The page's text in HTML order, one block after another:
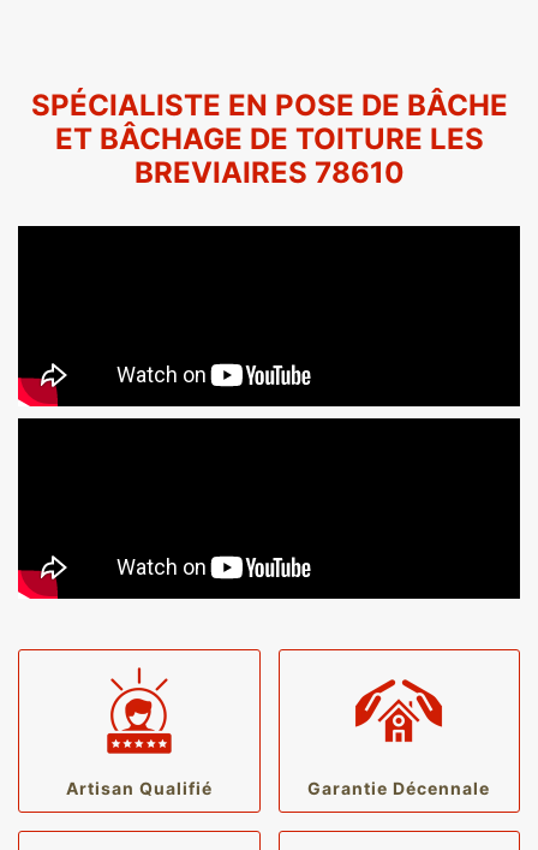
SPÉCIALISTE EN POSE DE BÂCHE
ET BÂCHAGE DE TOITURE LES
BREVIAIRES 78610
Artisan Qualifié Garantie Décennale